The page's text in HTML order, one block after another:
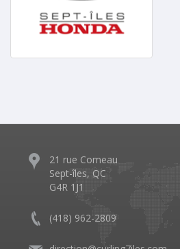
21 rue Comeau
Sept-îles, QC
G4R 1J1
(418) 962-2809